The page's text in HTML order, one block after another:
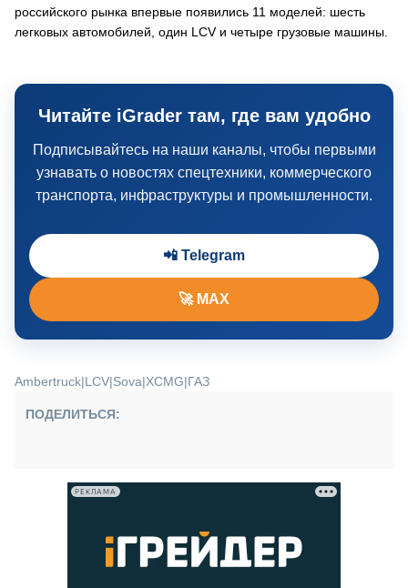
российского рынка впервые появились 11 моделей: шесть
легковых автомобилей, один LCV и четыре грузовые машины.
Читайте iGrader там, где вам удобно
Подписывайтесь на наши каналы, чтобы первыми
узнавать о новостях спецтехники, коммерческого
транспорта, инфраструктуры и промышленности.
📲 Telegram
🚀 MAX
Ambertruck|LCV|Sova|XCMG|ГАЗ
ПОДЕЛИТЬСЯ:
РЕКЛАМА